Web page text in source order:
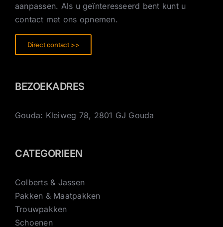
aanpassen. Als u geïnteresseerd bent kunt u
contact met ons opnemen.
Direct contact >>
BEZOEKADRES
Gouda: Kleiweg 78, 2801 GJ Gouda
CATEGORIEEN
Colberts & Jassen
Pakken & Maatpakken
Trouwpakken
Schoenen